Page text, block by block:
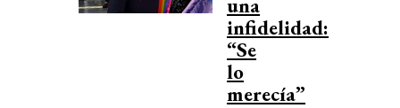
infidelidad:
“Se
lo
merecía”